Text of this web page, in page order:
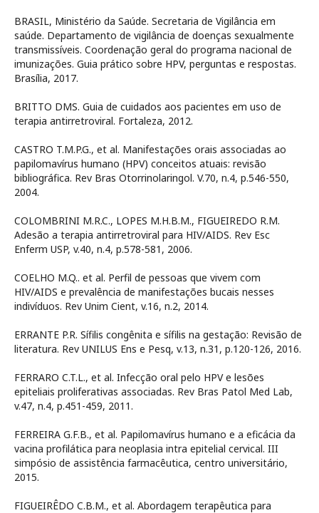
BRASIL, Ministério da Saúde. Secretaria de Vigilância em
saúde. Departamento de vigilância de doenças sexualmente
transmissíveis. Coordenação geral do programa nacional de
imunizações. Guia prático sobre HPV, perguntas e respostas.
Brasília, 2017.
BRITTO DMS. Guia de cuidados aos pacientes em uso de
terapia antirretroviral. Fortaleza, 2012.
CASTRO T.M.P.G., et al. Manifestações orais associadas ao
papilomavírus humano (HPV) conceitos atuais: revisão
bibliográfica. Rev Bras Otorrinolaringol. V.70, n.4, p.546-550,
2004.
COLOMBRINI M.R.C., LOPES M.H.B.M., FIGUEIREDO R.M.
Adesão a terapia antirretroviral para HIV/AIDS. Rev Esc
Enferm USP, v.40, n.4, p.578-581, 2006.
COELHO M.Q.. et al. Perfil de pessoas que vivem com
HIV/AIDS e prevalência de manifestações bucais nesses
indivíduos. Rev Unim Cient, v.16, n.2, 2014.
ERRANTE P.R. Sífilis congênita e sífilis na gestação: Revisão de
literatura. Rev UNILUS Ens e Pesq, v.13, n.31, p.120-126, 2016.
FERRARO C.T.L., et al. Infecção oral pelo HPV e lesões
epiteliais proliferativas associadas. Rev Bras Patol Med Lab,
v.47, n.4, p.451-459, 2011.
FERREIRA G.F.B., et al. Papilomavírus humano e a eficácia da
vacina profilática para neoplasia intra epitelial cervical. III
simpósio de assistência farmacêutica, centro universitário,
2015.
FIGUEIRÊDO C.B.M., et al. Abordagem terapêutica para